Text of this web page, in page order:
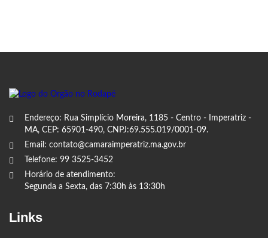
Endereço: Rua Simplício Moreira, 1185 - Centro - Imperatriz -
MA, CEP: 65901-490, CNPJ:69.555.019/0001-09.
Email: contato@camaraimperatriz.ma.gov.br
Telefone: 99 3525-3452
Horário de atendimento:
Segunda a Sexta, das 7:30h às 13:30h
Links